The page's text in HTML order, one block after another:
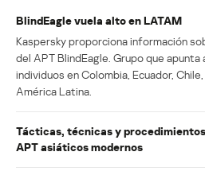
BlindEagle vuela alto en LATAM
Kaspersky proporciona información
del APT BlindEagle. Grupo que apunta
individuos en Colombia, Ecuador,
América Latina.
Tácticas, técnicas y
APT asiáticos modernos